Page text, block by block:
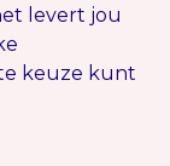
levert jou
keuze kunt